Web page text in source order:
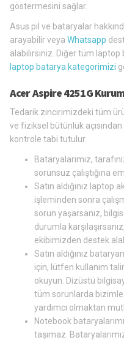
göstermesini sağlar.
Asus pil ve bataryalar
arayabilir veya Whatsapp
alabilirsiniz. Diğer tüm
laptop batarya kategorimizi
Acer Aspire 4251G
Tedarik zincirimizdeki tüm
ve fiziksel bütünlük
kontrole tabi tutulur.
Bataryalarımız,
sorunsuz çalıştığına
Satın aldığınız laptop
işleminden sonra
sorun yaşarsanız,
durumla
ekibimizden destek
Satın aldığınız
için, lütfen kullanım
okuyun. Dizüstü
tüm sorunlarda
yardımcı olmaktan
Notebook
taşımaz.